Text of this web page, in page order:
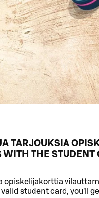
TARJOUKSIA
WITH THE STUDENT
opiskelijakorttia
student card, you'll